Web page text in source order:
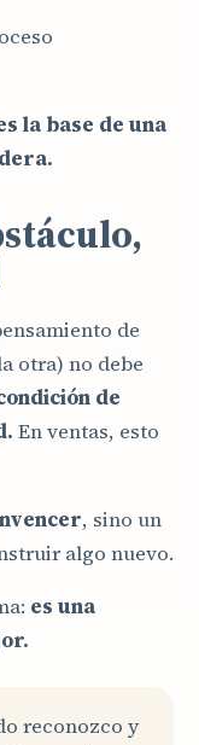
la base de una
de
otra) no debe
de
En ventas, esto
, sino un
algo nuevo.
es una
reconozco y